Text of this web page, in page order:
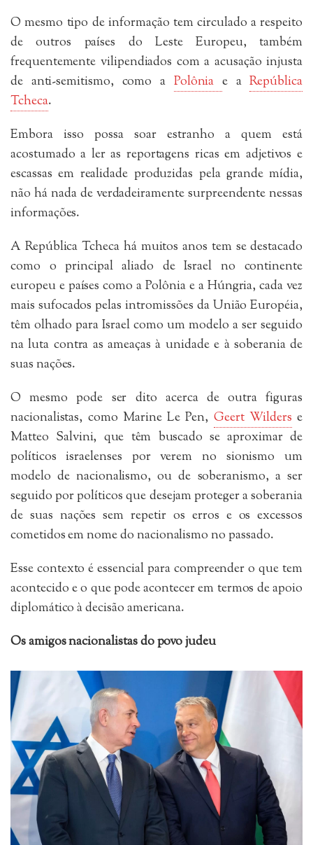
O mesmo tipo de informação tem circulado a respeito
de outros países do Leste Europeu, também
frequentemente vilipendiados com a acusação injusta
de anti-semitismo, como a Polôniae aRepública
Tcheca.
Embora isso possa soar estranho a quem está
acostumado a ler as reportagens ricas em adjetivos e
escassas em realidade produzidas pela grande mídia,
não há nada de verdadeiramente surpreendente nessas
informações.
A República Tcheca há muitos anos tem se destacado
como o principal aliado de Israel no continente
europeu e países como a Polônia e a Húngria, cada vez
mais sufocados pelas intromissões da União Européia,
têm olhado para Israel como um modelo a ser seguido
na luta contra as ameaças à unidade e à soberania de
suas nações.
O mesmo pode ser dito acerca de outra figuras
nacionalistas, como Marine Le Pen, Geert Wilders e
Matteo Salvini, que têm buscado se aproximar de
políticos israelenses por verem no sionismo um
modelo de nacionalismo, ou de soberanismo, a ser
seguido por políticos que desejam proteger a soberania
de suas nações sem repetir os erros e os excessos
cometidos em nome do nacionalismo no passado.
Esse contexto é essencial para compreender o que tem
acontecido e o que pode acontecer em termos de apoio
diplomático à decisão americana.
Os amigos nacionalistas do povo judeu